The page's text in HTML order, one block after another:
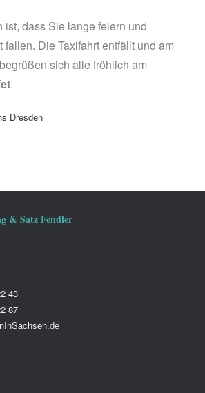
ist, dass Sie lange feiern und
Die Taxifahrt entfällt und am
sich alle fröhlich am
.
& Satz Fendler
43
87